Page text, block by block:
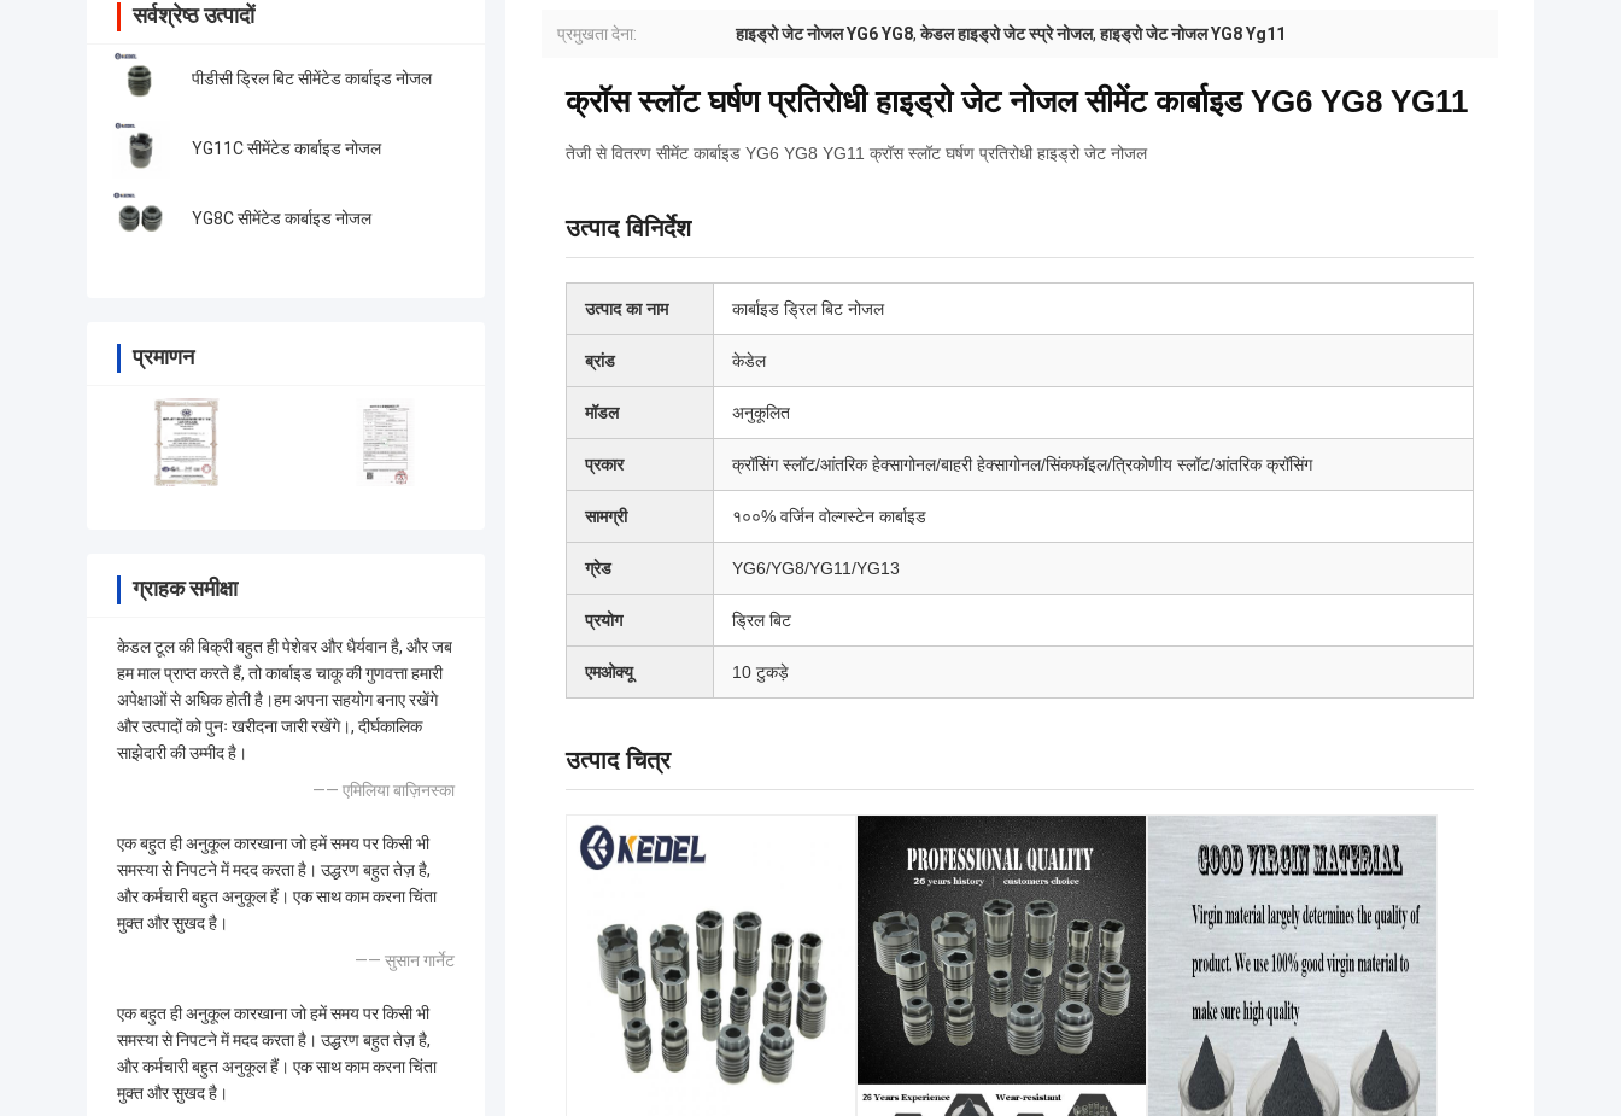
सर्वश्रेष्ठ उत्पादों
पीडीसी ड्रिल बिट सीमेंटेड कार्बाइड नोजल
YG11C सीमेंटेड कार्बाइड नोजल
YG8C सीमेंटेड कार्बाइड नोजल
प्रमाणन
ग्राहक समीक्षा
केडल टूल की बिक्री बहुत ही पेशेवर और धैर्यवान है, और जब
हम माल प्राप्त करते हैं, तो कार्बाइड चाकू की गुणवत्ता हमारी
अपेक्षाओं से अधिक होती है।हम अपना सहयोग बनाए रखेंगे
और उत्पादों को पुनः खरीदना जारी रखेंगे।, दीर्घकालिक
साझेदारी की उम्मीद है।
—— एमिलिया बाज़िनस्का
एक बहुत ही अनुकूल कारखाना जो हमें समय पर किसी भी
समस्या से निपटने में मदद करता है। उद्धरण बहुत तेज़ है,
और कर्मचारी बहुत अनुकूल हैं। एक साथ काम करना चिंता
मुक्त और सुखद है।
—— सुसान गार्नेट
एक बहुत ही अनुकूल कारखाना जो हमें समय पर किसी भी
समस्या से निपटने में मदद करता है। उद्धरण बहुत तेज़ है,
और कर्मचारी बहुत अनुकूल हैं। एक साथ काम करना चिंता
मुक्त और सुखद है।
प्रमुखता देना: हाइड्रो जेट नोजल YG6 YG8,केडल हाइड्रो जेट स्प्रे नोजल,हाइड्रो जेट नोजल YG8 Yg11
क्रॉस स्लॉट घर्षण प्रतिरोधी हाइड्रो जेट नोजल सीमेंट कार्बाइड YG6 YG8 YG11
तेजी से वितरण सीमेंट कार्बाइड YG6 YG8 YG11 क्रॉस स्लॉट घर्षण प्रतिरोधी हाइड्रो जेट नोजल
उत्पाद विनिर्देश
उत्पाद का नाम कार्बाइड ड्रिल बिट नोजल
ब्रांड केडेल
मॉडल अनुकूलित
प्रकार क्रॉसिंग स्लॉट/आंतरिक हेक्सागोनल/बाहरी हेक्सागोनल/सिंकफॉइल/त्रिकोणीय स्लॉट/आंतरिक क्रॉसिंग
सामग्री १००% वर्जिन वोल्गस्टेन कार्बाइड
ग्रेड YG6/YG8/YG11/YG13
प्रयोग ड्रिल बिट
एमओक्यू 10 टुकड़े
उत्पाद चित्र